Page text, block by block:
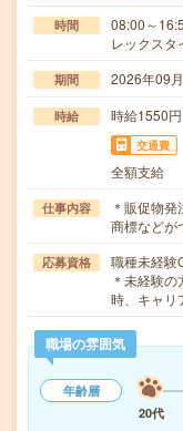
時間
08:00～
レックスタ
期間 2026年09
時給 時給1550
交通費
全額支給
仕事内容
＊販促物
商標などが
応募資格
職種未経験
＊未経験
時、キャリ
職場の雰囲気
年齢層
20代